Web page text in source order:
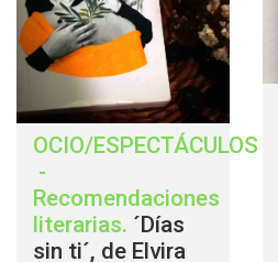
OCIO/ESPECTÁCULOS
-
Recomendaciones
literarias. ´Días
sin ti´, de Elvira